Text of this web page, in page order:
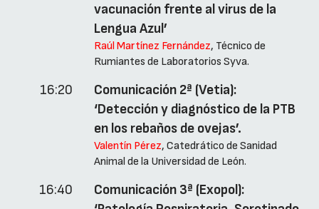
vacunación frente al virus de la
Lengua Azul’
Raúl Martínez Fernández, Técnico de
Rumiantes de Laboratorios Syva.
16:20
Comunicación 2ª (Vetia):
‘Detección y diagnóstico de la PTB
en los rebaños de ovejas’.
Valentín Pérez, Catedrático de Sanidad
Animal de la Universidad de León.
16:40
Comunicación 3ª (Exopol):